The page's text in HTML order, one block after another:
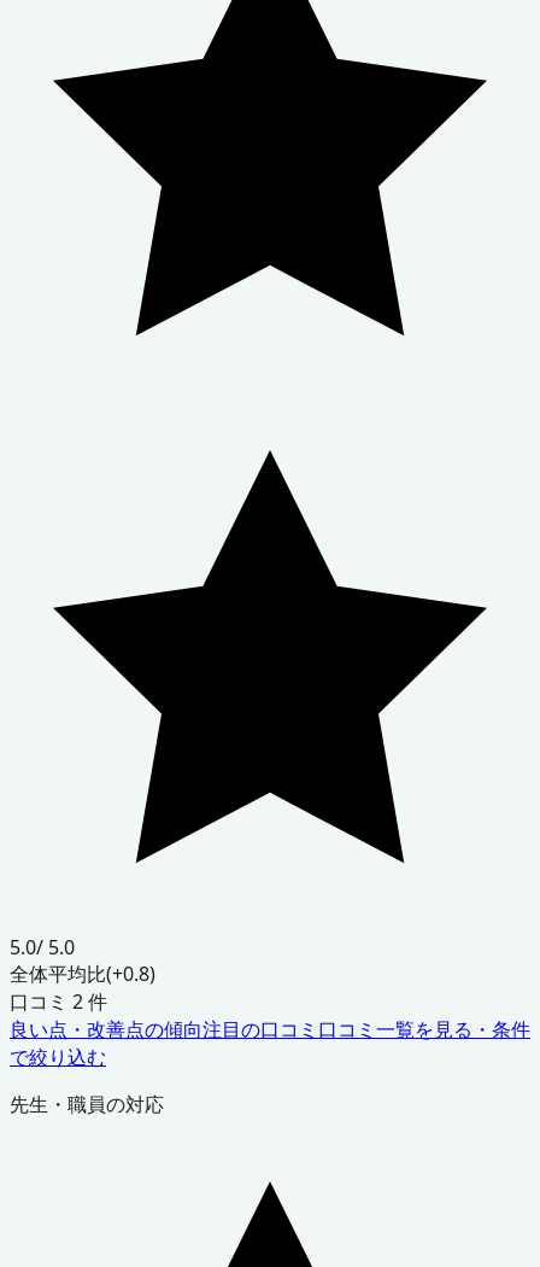
5.0/ 5.0
全体平均比(+0.8)
口コミ 2件
良い点・改善点の傾向注目の口コミ 口コミ一覧を見る・条件
で絞り込む
先生・職員の対応